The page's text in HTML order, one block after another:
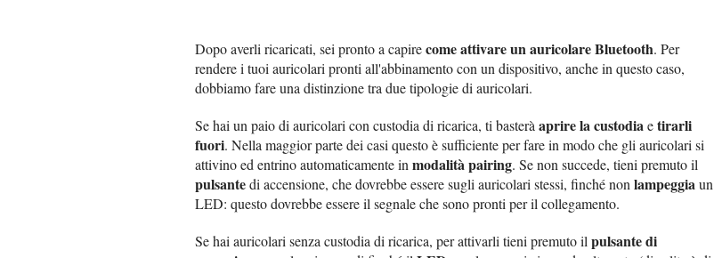
Dopo averli ricaricati, sei pronto a capirecome attivare un auricolare Bluetooth. Per
rendere i tuoi auricolari pronti all'abbinamento con un dispositivo, anche in questo caso,
dobbiamo fare una distinzione tra due tipologie di auricolari.
Se hai un paio di auricolari con custodia di ricarica, ti basteràaprire la custodiaetirarli
fuori. Nella maggior parte dei casi questo è sufficiente per fare in modo che gli auricolari si
attivino ed entrino automaticamente inmodalità pairing. Se non succede, tieni premuto il
pulsantedi accensione, che dovrebbe essere sugli auricolari stessi, finché nonlampeggiaun
LED: questo dovrebbe essere il segnale che sono pronti per il collegamento.
Se hai auricolari senza custodia di ricarica, per attivarli tieni premuto ilpulsante di